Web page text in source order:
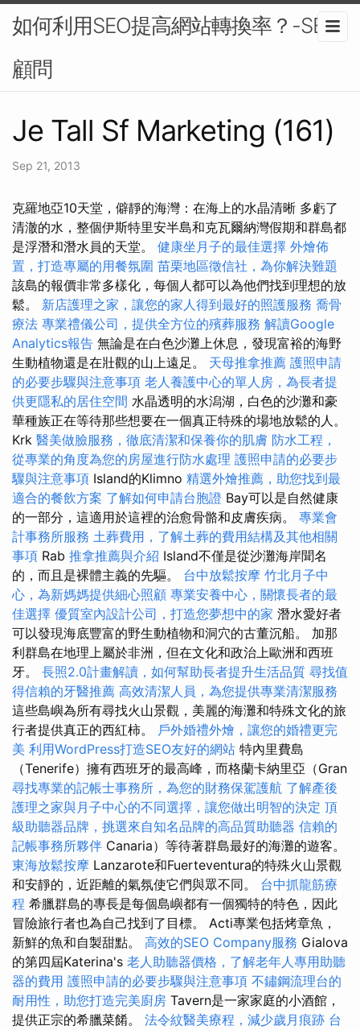
如何利用SEO提高網站轉換率？-SEO
顧問
Je Tall Sf Marketing (161)
Sep 21, 2013
克羅地亞10天堂，僻靜的海灣：在海上的水晶清晰 多虧了
清澈的水，整個伊斯特里安半島和克瓦爾納灣假期和群島都
是浮潛和潛水員的天堂。 健康坐月子的最佳選擇 外燴佈
置，打造專屬的用餐氛圍 苗栗地區徵信社，為你解決難題
該島的報價非常多樣化，每個人都可以為他們找到理想的放
鬆。 新店護理之家，讓您的家人得到最好的照護服務 喬骨
療法 專業禮儀公司，提供全方位的殯葬服務 解讀Google
Analytics報告 無論是在白色沙灘上休息，發現富裕的海野
生動植物還是在壯觀的山上遠足。 天母推拿推薦 護照申請
的必要步驟與注意事項 老人養護中心的單人房，為長者提
供更隱私的居住空間 水晶透明的水潟湖，白色的沙灘和豪
華種族正在等待那些想要在一個真正特殊的場地放鬆的人。
Krk 醫美做臉服務，徹底清潔和保養你的肌膚 防水工程，
從專業的角度為您的房屋進行防水處理 護照申請的必要步
驟與注意事項 Island的Klimno 精選外燴推薦，助您找到最
適合的餐飲方案 了解如何申請台胞證 Bay可以是自然健康
的一部分，這適用於這裡的治愈骨骼和皮膚疾病。 專業會
計事務所服務 土葬費用，了解土葬的費用結構及其他相關
事項 Rab 推拿推薦與介紹 Island不僅是從沙灘海岸聞名
的，而且是裸體主義的先驅。 台中放鬆按摩 竹北月子中
心，為新媽媽提供細心照顧 專業安養中心，關懷長者的最
佳選擇 優質室內設計公司，打造您夢想中的家 潛水愛好者
可以發現海底豐富的野生動植物和洞穴的古董沉船。 加那
利群島在地理上屬於非洲，但在文化和政治上歐洲和西班
牙。 長照2.0計畫解讀，如何幫助長者提升生活品質 尋找值
得信賴的牙醫推薦 高效清潔人員，為您提供專業清潔服務
這些島嶼為所有尋找火山景觀，美麗的海灘和特殊文化的旅
行者提供真正的西紅柿。 戶外婚禮外燴，讓您的婚禮更完
美 利用WordPress打造SEO友好的網站 特內里費島
（Tenerife）擁有西班牙的最高峰，而格蘭卡納里亞（Gran
尋找專業的記帳士事務所，為您的財務保駕護航 了解產後
護理之家與月子中心的不同選擇，讓您做出明智的決定 頂
級助聽器品牌，挑選來自知名品牌的高品質助聽器 信賴的
記帳事務所夥伴 Canaria）等待著群島最好的海灘的遊客。
東海放鬆按摩 Lanzarote和Fuerteventura的特殊火山景觀
和安靜的，近距離的氣氛使它們與眾不同。 台中抓龍筋療
程 希臘群島的專長是每個島嶼都有一個獨特的特色，因此
冒險旅行者也為自己找到了目標。 Acti專業包括烤章魚，
新鮮的魚和自製甜點。 高效的SEO Company服務 Gialova
的第四屆Katerina's 老人助聽器價格，了解老年人專用助聽
器的費用 護照申請的必要步驟與注意事項 不鏽鋼流理台的
耐用性，助您打造完美廚房 Tavern是一家家庭的小酒館，
提供正宗的希臘菜餚。 法令紋醫美療程，減少歲月痕跡 台